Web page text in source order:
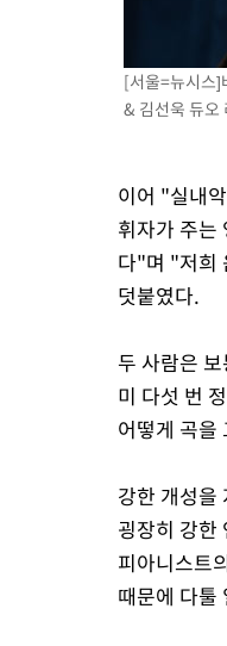
[서울=뉴시스]
& 김선욱 듀오
이어 "실내
휘자가 주는
다"며 "저희
덧붙였다.
두 사람은
미 다섯 번
어떻게 곡을
강한 개성을
굉장히 강한
피아니스트
때문에 다툴